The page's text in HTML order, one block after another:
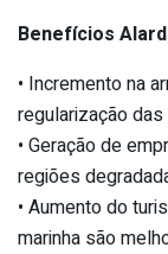
Benefícios
• Incremento na
regularização
• Geração de
regiões
• Aumento do
marinha são